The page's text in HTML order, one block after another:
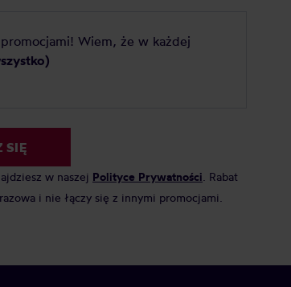
Wiem, że w każdej
SIĘ
w naszej Polityce Prywatności . Rabat
i nie łączy się z innymi promocjami.